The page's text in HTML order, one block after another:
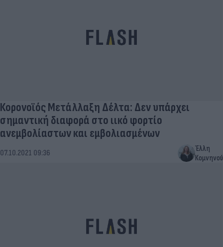
Κορονοϊός Μετάλλαξη Δέλτα: Δεν υπάρχει
σημαντική διαφορά στο ιικό φορτίο
ανεμβολίαστων και εμβολιασμένων
07.10.2021 09:36
Έλλη
Κομνηνού